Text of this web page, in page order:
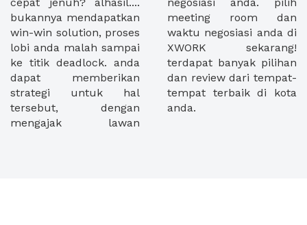
bukannya mendapatkan
win-win solution, proses
lobi anda malah sampai
ke titik deadlock. anda
dapat memberikan
strategi untuk hal
tersebut, dengan
mengajak lawan
meeting room dan
waktu negosiasi anda di
XWORK sekarang!
terdapat banyak pilihan
dan review dari tempat-
tempat terbaik di kota
anda.